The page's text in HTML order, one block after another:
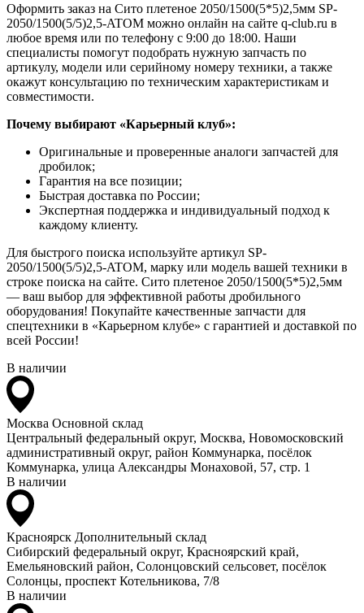
Оформить заказ на Сито плетеное 2050/1500(5*5)2,5мм SP-
2050/1500(5/5)2,5-ATOM можно онлайн на сайте q-club.ru в
любое время или по телефону с 9:00 до 18:00. Наши
специалисты помогут подобрать нужную запчасть по
артикулу, модели или серийному номеру техники, а также
окажут консультацию по техническим характеристикам и
совместимости.
Почему выбирают «Карьерный клуб»:
Оригинальные и проверенные аналоги запчастей для
дробилок;
Гарантия на все позиции;
Быстрая доставка по России;
Экспертная поддержка и индивидуальный подход к
каждому клиенту.
Для быстрого поиска используйте артикул SP-
2050/1500(5/5)2,5-ATOM, марку или модель вашей техники в
строке поиска на сайте. Сито плетеное 2050/1500(5*5)2,5мм
— ваш выбор для эффективной работы дробильного
оборудования! Покупайте качественные запчасти для
спецтехники в «Карьерном клубе» с гарантией и доставкой по
всей России!
В наличии
Москва Основной склад
Центральный федеральный округ, Москва, Новомосковский
административный округ, район Коммунарка, посёлок
Коммунарка, улица Александры Монаховой, 57, стр. 1
В наличии
Красноярск Дополнительный склад
Сибирский федеральный округ, Красноярский край,
Емельяновский район, Солонцовский сельсовет, посёлок
Солонцы, проспект Котельникова, 7/8
В наличии